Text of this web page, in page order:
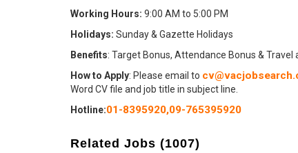
Working Hours: 9:00 AM to 5:00 PM
Holidays: Sunday & Gazette Holidays
Benefits: Target Bonus, Attendance Bonus & Travel
How to Apply: Please email to
Word CV file and job title in subject line.
Hotline:01-8395920,09-765395920
Related Jobs (1007)